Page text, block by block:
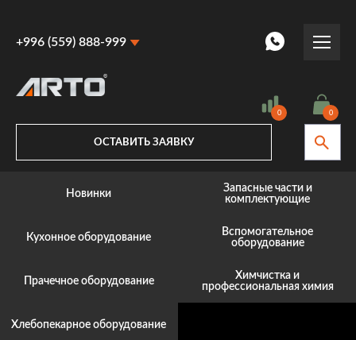
+996 (559) 888-999
+996 (559) 888-999
0 0
ОСТАВИТЬ ЗАЯВКУ
Новинки
Кухонное оборудование
Прачечное оборудование
Хлебопекарное оборудование
Запасные части и
комплектующие
Вспомогательное
оборудование
Химчистка и
профессиональная химия